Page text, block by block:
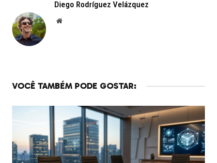
Diego Rodríguez Velázquez
Website
VOCÊ TAMBÉM PODE GOSTAR: